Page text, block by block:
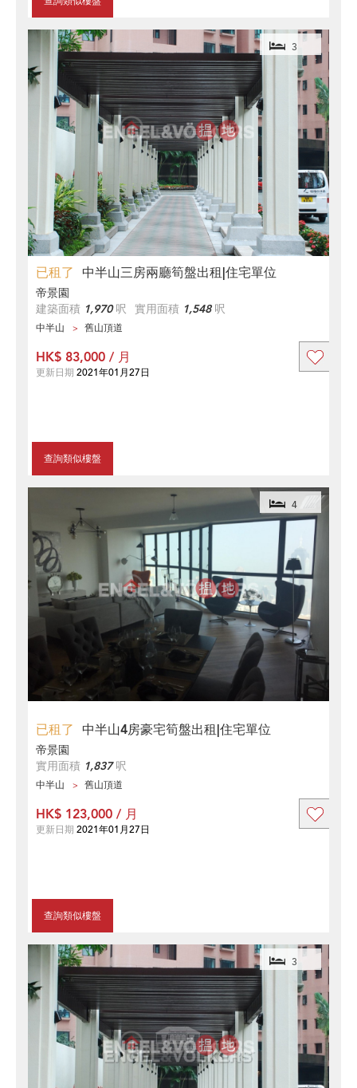
已租了 中半山三房兩廳筍盤出租|住宅單位
3
帝景園
建築面積 1,970呎 實用面積 1,548呎
中半山 舊山頂道
查詢類似樓盤
HK$ 83,000 / 月
更新日期 2021年01月27日
已租了 中半山4房豪宅筍盤出租|住宅單位
4
帝景園
實用面積 1,837呎
中半山 舊山頂道
查詢類似樓盤
HK$ 123,000 / 月
更新日期 2021年01月27日
3